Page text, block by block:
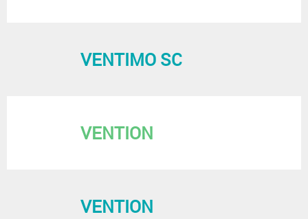
VENTIMO SC
VENTION
VENTION